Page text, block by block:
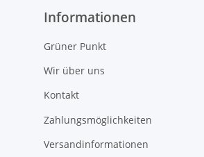
Informationen
Grüner Punkt
Wir über uns
Kontakt
Zahlungsmöglichkeiten
Versandinformationen